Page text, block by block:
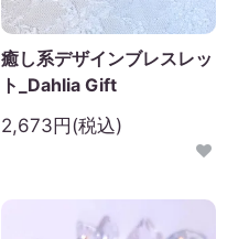
癒し系デザインブレスレッ
ト_Dahlia Gift
2,673円(税込)